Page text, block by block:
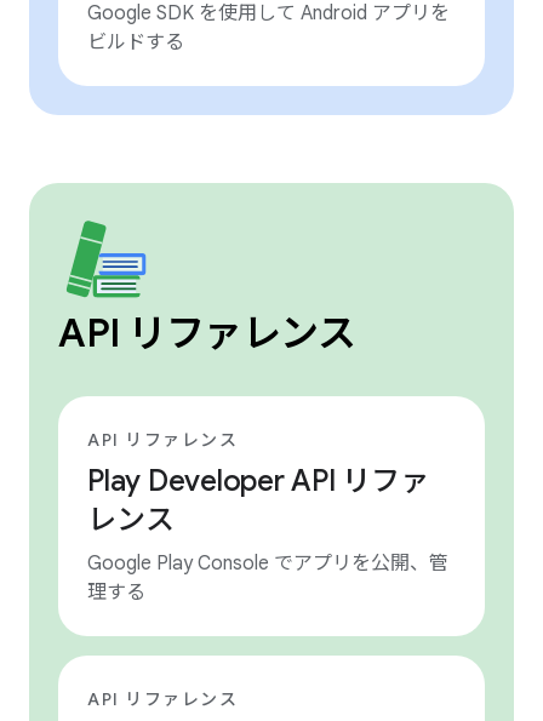
Google SDK を使用して Android アプリを
ビルドする
API リファレンス
API リファレンス
Play Developer API リファ
レンス
Google Play Console でアプリを公開、管
理する
API リファレンス